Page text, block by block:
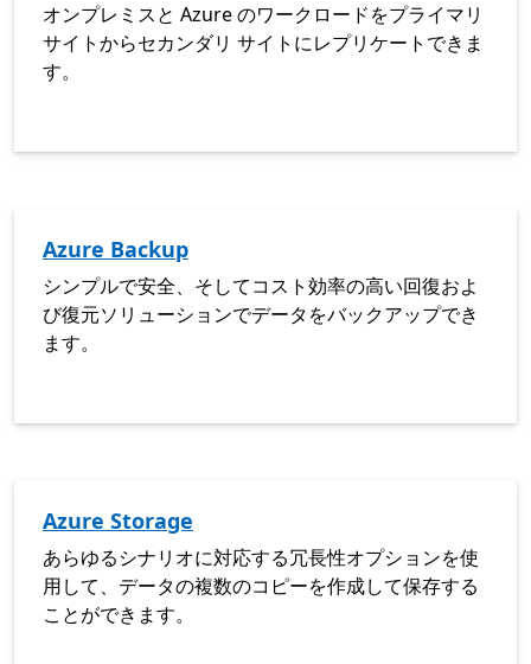
オンプレミスと Azure のワークロードをプライマリ
サイトからセカンダリ サイトにレプリケートできま
す。
Azure Backup
シンプルで安全、そしてコスト効率の高い回復およ
び復元ソリューションでデータをバックアップでき
ます。
Azure Storage
あらゆるシナリオに対応する冗長性オプションを使
用して、データの複数のコピーを作成して保存する
ことができます。